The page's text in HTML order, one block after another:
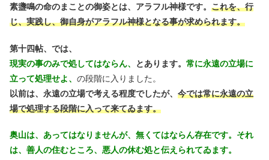
素盞鳴の命のまことの御姿とは、アラフル神様です。 これを、行
じ、実践し、御自身がアラフル神様となる事が求められます。
第十四帖、では、
現実の事のみで処してはならん、
とあります。 常に永遠の立場に
立って処理せよ、 の段階に入りました。
以前は、永遠の立場で考える程度でしたが、 今では常に永遠の立
場で処理する段階に入って来てゐます。
奥山は、あってはなりませんが、無くてはならん存在です。それ
は、善人の住むところ、悪人の休む処と伝えられてゐます。